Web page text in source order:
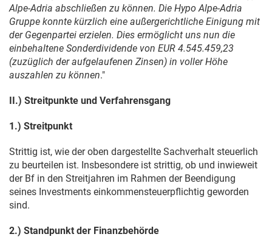
Alpe-Adria abschließen zu können. Die Hypo Alpe-Adria
Gruppe konnte kürzlich eine außergerichtliche Einigung mit
der Gegenpartei erzielen. Dies ermöglicht uns nun die
einbehaltene Sonderdividende von EUR 4.545.459,23
(zuzüglich der aufgelaufenen Zinsen) in voller Höhe
auszahlen zu können."
II.) Streitpunkte und Verfahrensgang
1.) Streitpunkt
Strittig ist, wie der oben dargestellte Sachverhalt steuerlich
zu beurteilen ist. Insbesondere ist strittig, ob und inwieweit
der Bf in den Streitjahren im Rahmen der Beendigung
seines Investments einkommensteuerpflichtig geworden
sind.
2.) Standpunkt der Finanzbehörde